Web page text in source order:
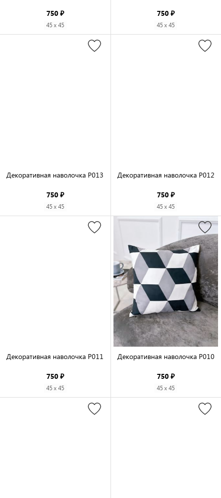
750 ₽
45 x 45
750 ₽
45 x 45
Декоративная наволочка P013
750 ₽
45 x 45
Декоративная наволочка P012
750 ₽
45 x 45
Декоративная наволочка P011
750 ₽
45 x 45
Декоративная наволочка P010
750 ₽
45 x 45